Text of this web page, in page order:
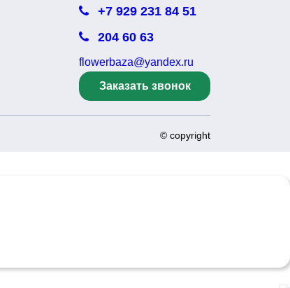
+7 929 231 84 51
204 60 63
flowerbaza@yandex.ru
Заказать звонок
© copyright